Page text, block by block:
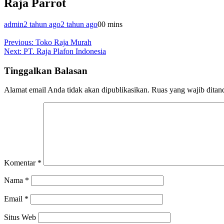
Raja Parrot
admin2 tahun ago2 tahun ago00 mins
Navigasi
pos
Previous: Toko Raja Murah
Next: PT. Raja Plafon Indonesia
Tinggalkan Balasan
Alamat email Anda tidak akan dipublikasikan. Ruas yang wajib
Komentar *
Nama *
Email *
Situs Web